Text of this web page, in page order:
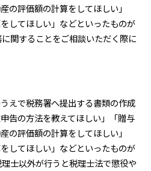
の評価額の計算をしてほしい」
してほしい」などといったものが
関することをご相談いただく際に
えで税務署へ提出する書類の作成
告の方法を教えてほしい」「贈与
の評価額の計算をしてほしい」
してほしい」などといったものが
士以外が行うと税理士法で懲役や